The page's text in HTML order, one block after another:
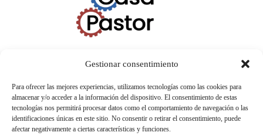
Gestionar consentimiento
Para ofrecer las mejores experiencias, utilizamos tecnologías como las cookies para
almacenar y/o acceder a la información del dispositivo. El consentimiento de estas
tecnologías nos permitirá procesar datos como el comportamiento de navegación o las
identificaciones únicas en este sitio. No consentir o retirar el consentimiento, puede
afectar negativamente a ciertas características y funciones.